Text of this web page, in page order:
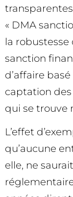
« DMA
la
sanction
d’affaire
captation
qui se trouve
L’effet
qu’aucune
elle, ne